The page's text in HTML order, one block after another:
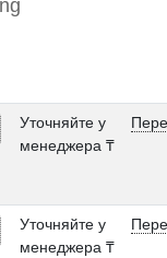
Уточняйте у
менеджера ₸
Уточняйте у
менеджера ₸